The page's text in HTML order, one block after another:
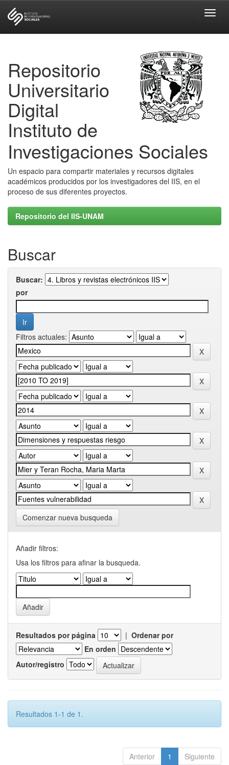
Repositorio
Universitario
Digital
Instituto de
Investigaciones Sociales
Un espacio para compartir materiales y recursos digitales
académicos producidos por los investigadores del IIS, en el
proceso de sus diferentes proyectos.
Repositorio del IIS-UNAM
Buscar
Buscar:
por
Filtros actuales:
Comenzar nueva busqueda
Añadir filtros:
Usa los filtros para afinar la busqueda.
Resultados por página | Ordenar por
En orden
Autor/registro
Resultados 1-1 de 1.
Anterior 1 Siguiente